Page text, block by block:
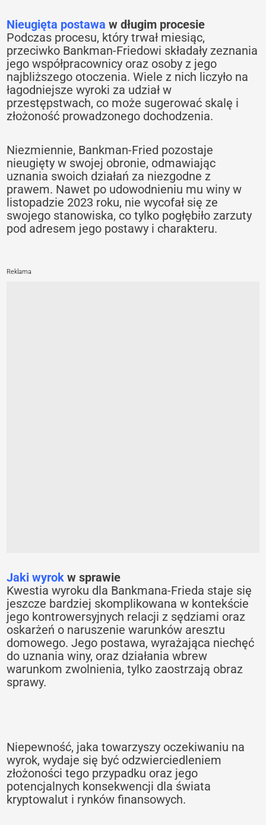
Nieugięta postawa w długim procesie
Podczas procesu, który trwał miesiąc,
przeciwko Bankman-Friedowi składały zeznania
jego współpracownicy oraz osoby z jego
najbliższego otoczenia. Wiele z nich liczyło na
łagodniejsze wyroki za udział w
przestępstwach, co może sugerować skalę i
złożoność prowadzonego dochodzenia.
Niezmiennie, Bankman-Fried pozostaje
nieugięty w swojej obronie, odmawiając
uznania swoich działań za niezgodne z
prawem. Nawet po udowodnieniu mu winy w
listopadzie 2023 roku, nie wycofał się ze
swojego stanowiska, co tylko pogłębiło zarzuty
pod adresem jego postawy i charakteru.
Reklama
Jaki wyrok w sprawie
Kwestia wyroku dla Bankmana-Frieda staje się
jeszcze bardziej skomplikowana w kontekście
jego kontrowersyjnych relacji z sędziami oraz
oskarżeń o naruszenie warunków aresztu
domowego. Jego postawa, wyrażająca niechęć
do uznania winy, oraz działania wbrew
warunkom zwolnienia, tylko zaostrzają obraz
sprawy.
Niepewność, jaka towarzyszy oczekiwaniu na
wyrok, wydaje się być odzwierciedleniem
złożoności tego przypadku oraz jego
potencjalnych konsekwencji dla świata
kryptowalut i rynków finansowych.